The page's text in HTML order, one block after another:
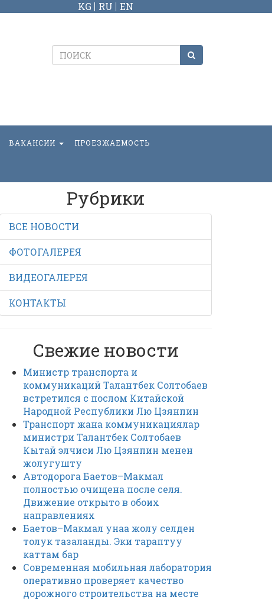
KG RU EN
ВАКАНСИИ ПРОЕЗЖАЕМОСТЬ
Рубрики
ВСЕ НОВОСТИ
ФОТОГАЛЕРЕЯ
ВИДЕОГАЛЕРЕЯ
КОНТАКТЫ
Свежие новости
Министр транспорта и
коммуникаций Талантбек Солтобаев
встретился с послом Китайской
Народной Республики Лю Цзянпин
Транспорт жана коммуникациялар
министри Талантбек Солтобаев
Кытай элчиси Лю Цзянпин менен
жолугушту
Автодорога Баетов–Макмал
полностью очищена после селя.
Движение открыто в обоих
направлениях
Баетов–Макмал унаа жолу селден
толук тазаланды. Эки тараптуу
каттам бар
Современная мобильная лаборатория
оперативно проверяет качество
дорожного строительства на месте